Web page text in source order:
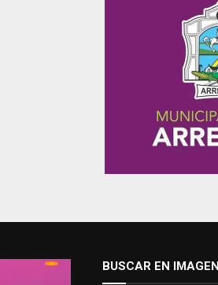
BUSCAR EN IMAGEN